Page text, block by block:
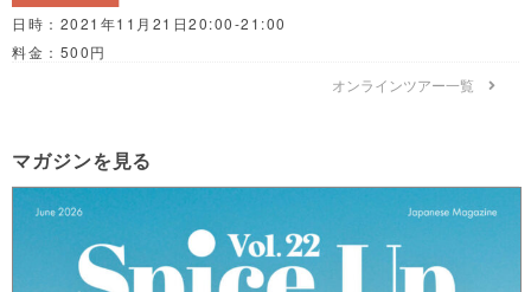
日時：2021年11月21日20:00-21:00
料金：500円
オンラインツアー一覧
マガジンを見る